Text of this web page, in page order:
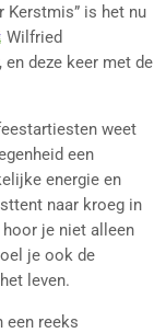
Kerstmis” is het nu
Wilfried
deze keer met de
weet
een
energie en
naar kroeg in
hoor je niet alleen
je ook de
leven.
een reeks